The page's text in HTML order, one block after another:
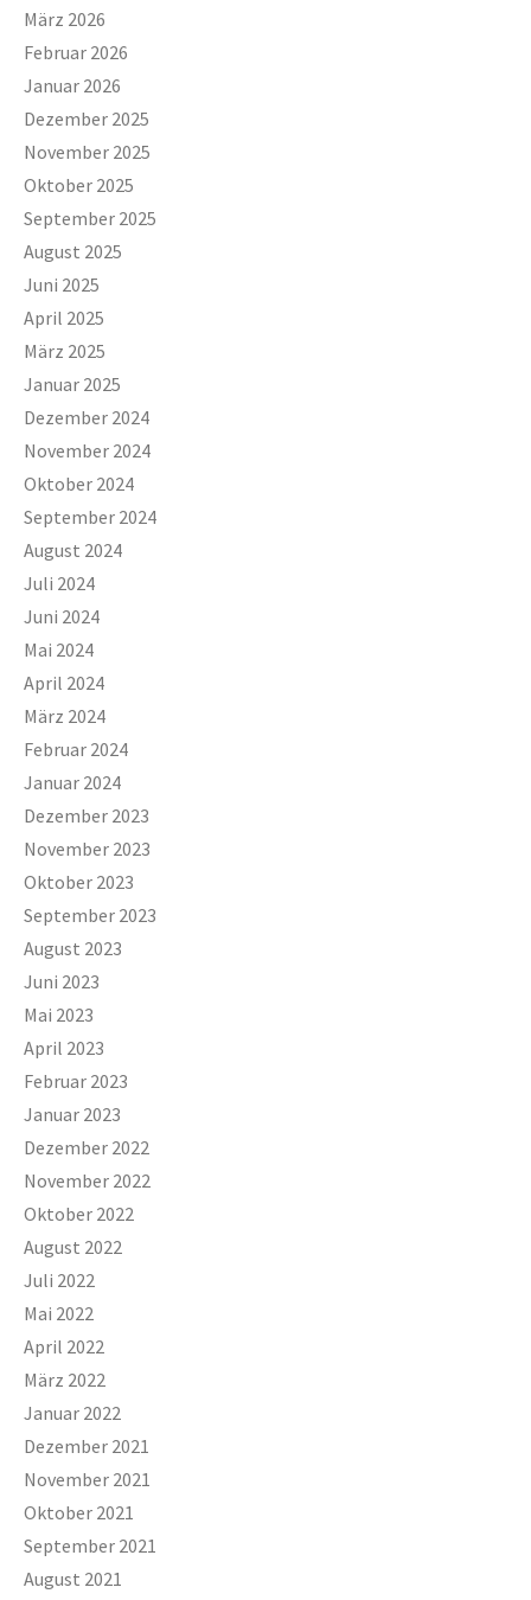
März 2026
Februar 2026
Januar 2026
Dezember 2025
November 2025
Oktober 2025
September 2025
August 2025
Juni 2025
April 2025
März 2025
Januar 2025
Dezember 2024
November 2024
Oktober 2024
September 2024
August 2024
Juli 2024
Juni 2024
Mai 2024
April 2024
März 2024
Februar 2024
Januar 2024
Dezember 2023
November 2023
Oktober 2023
September 2023
August 2023
Juni 2023
Mai 2023
April 2023
Februar 2023
Januar 2023
Dezember 2022
November 2022
Oktober 2022
August 2022
Juli 2022
Mai 2022
April 2022
März 2022
Januar 2022
Dezember 2021
November 2021
Oktober 2021
September 2021
August 2021